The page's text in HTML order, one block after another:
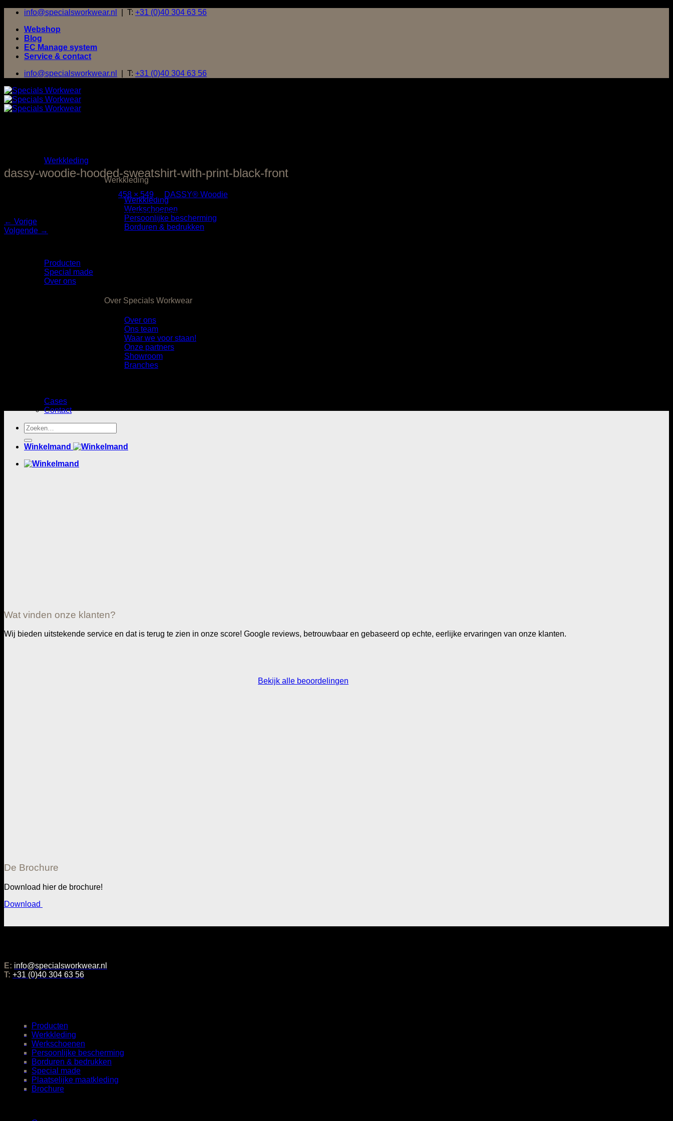
inhoud
info@specialsworkwear.nl | T: +31 (0)40 304 63 56
Webshop
Blog
EC Manage system
Service & contact
info@specialsworkwear.nl
| T: +31 (0)40 304 63 56
Werkkleding
Werkkleding
Werkkleding
Werkschoenen
Persoonlijke bescherming
Borduren & bedrukken
Producten
Special made
Over ons
Over Specials Workwear
Over ons
Ons team
Waar we voor staan!
Onze partners
Showroom
Branches
Cases
Contact
Zoeken
naar:
Winkelmand
dassy-woodie-hooded-sweatshirt-with-print-black-front
458 × 549 DASSY® Woodie
Zowel reacties als trackbacks zijn momenteel gesloten.
← Vorige
Volgende →
Wat vinden onze klanten?
Wij bieden uitstekende service en dat is terug te zien in onze score! Google reviews, betrouwbaar en gebaseerd op echte, eerlijke ervaringen van onze klanten.
Bekijk alle beoordelingen
De Brochure
Download hier de brochure!
Download
E: info@specialsworkwear.nl
T: +31 (0)40 304 63 56
Producten
Werkkleding
Werkschoenen
Persoonlijke bescherming
Borduren & bedrukken
Special made
Plaatselijke maatkleding
Brochure